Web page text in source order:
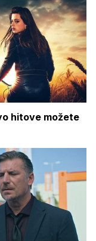
hitove možete